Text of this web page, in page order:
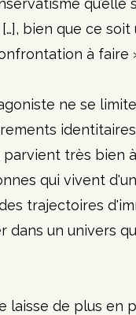
bien que ce
à faire
ne se
très bien à
qui vivent
trajectoires
un univers
de plus en